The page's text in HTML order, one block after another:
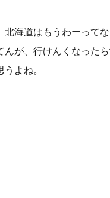
海道はもうわーって
が、行けんくなった
よね。